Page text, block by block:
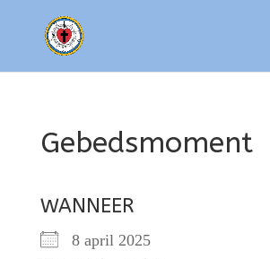
Gebedsmoment
WANNEER
8 april 2025